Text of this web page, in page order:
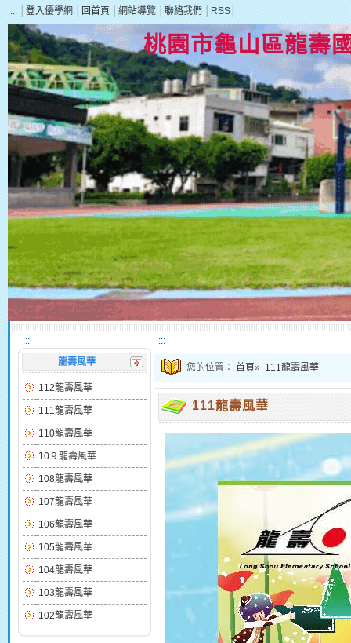
::: 登入優學網 回首頁 網站導覽 聯絡我們 RSS
桃園市龜山區龍壽
:::
龍壽風華
112龍壽風華
111龍壽風華
110龍壽風華
10９龍壽風華
108龍壽風華
107龍壽風華
106龍壽風華
105龍壽風華
104龍壽風華
103龍壽風華
102龍壽風華
:::
您的位置： 首頁» 111龍壽風華
111龍壽風華